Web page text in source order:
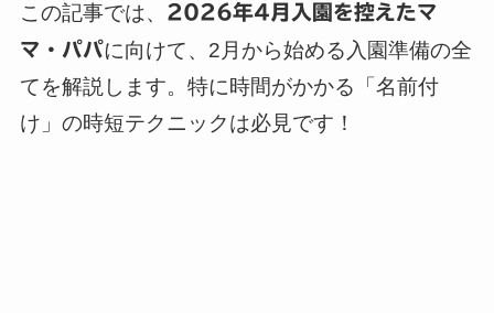
この記事では、
2026年4月入園を控えたマ
マ・パパに向けて、2月から始める入園準備の全
てを解説します。特に時間がかかる「名前付
け」の時短テクニックは必見です！